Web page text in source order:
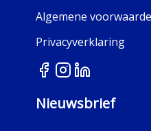
Algemene
Privacyverklaring
Nieuwsbrief